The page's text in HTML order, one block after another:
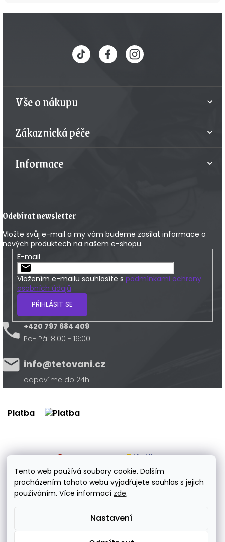
Tento web používá soubory cookie. Dalším
procházením tohoto webu vyjadřujete souhlas s jejich
používáním. Více informací zde.
Nastavení
Z
Vše o nákupu
Zákaznická péče
Informace
Odebírat newsletter
Vložte svůj e-mail a my vám budeme zasílat informace o
nových produktech na našem e-shopu.
E-mail
Vložením e-mailu souhlasíte s podmínkami ochrany
osobních údajů
PŘIHLÁSIT SE
+420 797 684 409
Po- Pá: 8:00 - 16:00
info@tetovani.cz
odpovíme do 24h
Platba
Doprava